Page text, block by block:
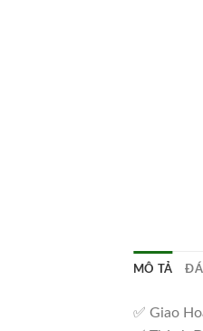
MÔ TẢ
✅ Giao